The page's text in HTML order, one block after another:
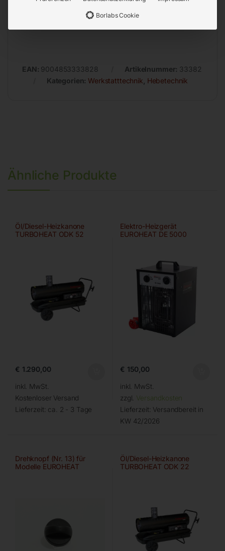
Abmessungen (LxBxH): 490x103x225 mm
EAN: 9004853333828 Artikelnummer: 33382
Kategorien: Werkstatttechnik Hebetechnik
Ähnliche Produkte
Öl/Diesel-Heizkanone
TURBOHEAT ODK 52
€ 1.290,00
inkl. MwSt.
Kostenloser Versand
Lieferzeit: ca. 2 - 3 Tage
Elektro-Heizgerät
EUROHEAT DE 5000
€ 150,00
inkl. MwSt.
zzgl. Versandkosten
Lieferzeit: Versandbereit in
KW 42/2026
Drehknopf (Nr. 13) für
Modelle EUROHEAT
Öl/Diesel-Heizkanone
TURBOHEAT ODK 22
Borlabs Cookie